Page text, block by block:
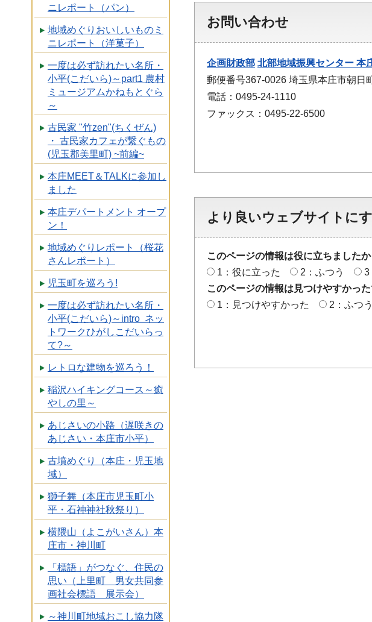
ニレポート（パン）
地域めぐりおいしいものミ
ニレポート（洋菓子）
一度は必ず訪れたい名所・
小平(こだいら)～part1 農村
ミュージアムかねもとぐら
～
古民家 "竹zen"(ちくぜん)
・ 古民家カフェが繋ぐもの
(児玉郡美里町) ~前編~
本庄MEET＆TALKに参加し
ました
本庄デパートメント オープ
ン！
地域めぐりレポート（桜花
さんレポート）
児玉町を巡ろう!
一度は必ず訪れたい名所・
小平(こだいら)～intro ネッ
トワークひがしこだいらっ
て?～
レトロな建物を巡ろう！
稲沢ハイキングコース～癒
やしの里～
あじさいの小路（遅咲きの
あじさい・本庄市小平）
古墳めぐり（本庄・児玉地
域）
獅子舞（本庄市児玉町小
平・石神神社秋祭り）
横隈山（よこがいさん）本
庄市・神川町
「標語」がつなぐ、住民の
思い（上里町 男女共同参
画社会標語 展示会）
～神川町地域おこし協力隊
お問い合わせ
企画財政部 北部地域振興センター 本
郵便番号367-0026 埼玉県本庄市朝日
電話：0495-24-1110
ファックス：0495-22-6500
より良いウェブサイトに
このページの情報は役に立ちましたか
1：役に立った
2：ふつう
3
このページの情報は見つけやすかった
1：見つけやすかった
2：ふつう